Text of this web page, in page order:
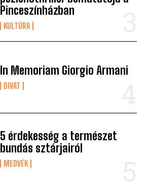
Pinceszínházban
KULTÚRA
In Memoriam Giorgio Armani
DIVAT
5 érdekesség a természet
bundás sztárjairól
MEDVÉK